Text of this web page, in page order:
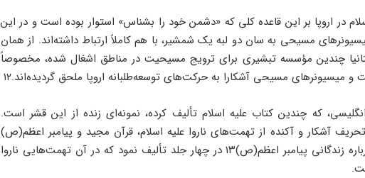
در اروپا بر این قاعده کلی که «دشمن خود را بشناس» استوار بوده است و در این
مسیحی به سان دو لبه یک شمشیر، با هم کاملاً ارتباط داشته‌اند. از همان
چندین مؤسسه تبشیری برای ترویج مسیحیت در مناطق اشغال شده، مخصوصاً
مسیحی آشکارا به حرکت‌های توسعه‌طلبانه اروپا ملحق گردیده‌اند.۱۲
که چندین کتاب علیه اسلام تألیف کرده، نمونه‌ای زنده از این قشر است.
تحریف آشکار و آکنده از تهمت‌های ناروا علیه اسلام، قرآن مجید و پیامبر اعظم(ص)
است. مویر در سال ۱۸۵۸ کتابی درباره زندگانی پیامبر اعظم(ص)۱۳ در چهار جلد تألیف نمود که در آن تهمت‌هایی ناروا